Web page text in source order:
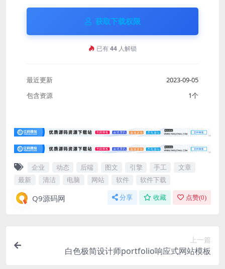
获取下载权限
已有44人解锁
最近更新
2023-09-05
包含资源
1个
企业 动态 后端 图文 引擎 手工
文章
最新
清洁 电脑 网站 软件 软件下载
Q9源码网 分享 收藏 点赞(0)
上一篇
白色极简设计师portfolio响应式网站模板